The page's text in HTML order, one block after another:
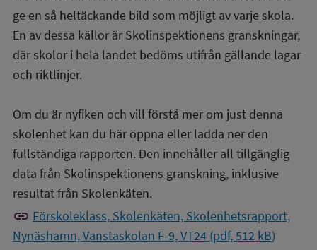
ge en så heltäckande bild som möjligt av varje skola.
En av dessa källor är Skolinspektionens granskningar,
där skolor i hela landet bedöms utifrån gällande lagar
och riktlinjer.
Om du är nyfiken och vill förstå mer om just denna
skolenhet kan du här öppna eller ladda ner den
fullständiga rapporten. Den innehåller all tillgänglig
data från Skolinspektionens granskning, inklusive
resultat från Skolenkäten.
link Förskoleklass, Skolenkäten, Skolenhetsrapport,
Nynäshamn, Vanstaskolan F-9, VT24 (pdf, 512 kB)